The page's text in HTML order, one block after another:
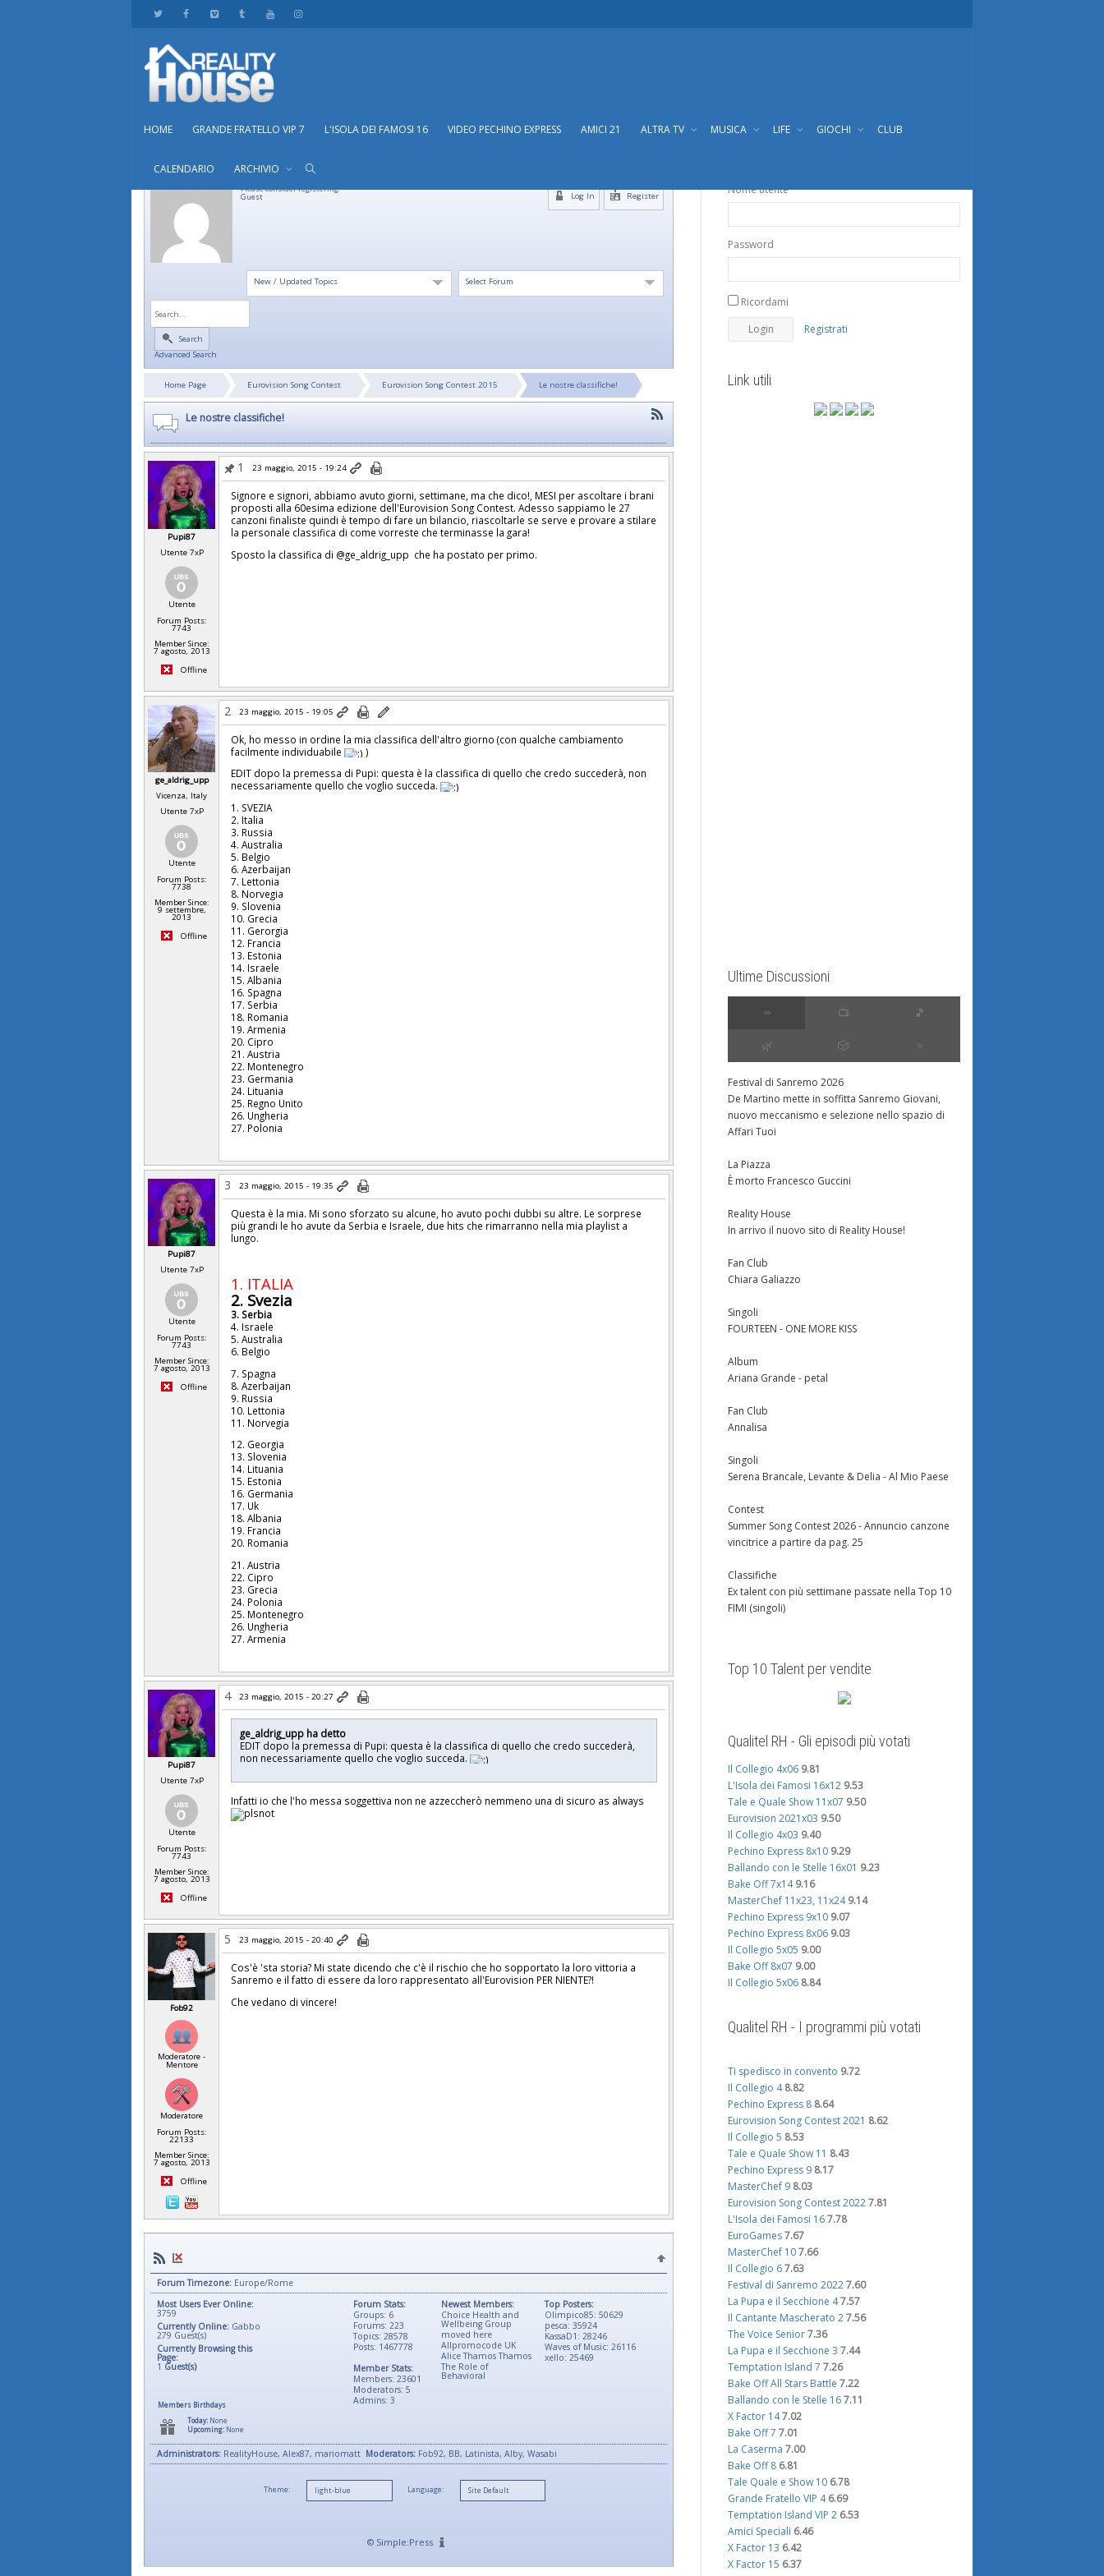
HOME GRANDE FRATELLO VIP 7 L'ISOLA DEI FAMOSI 16 VIDEO PECHINO EXPRESS AMICI 21 ALTRA TV MUSICA LIFE GIOCHI CLUB
CALENDARIO ARCHIVIO
Please consider registering
Guest Register
Log In
Select Forum
New / Updated Topics
Search
Advanced Search
Home Page Eurovision Song Contest Eurovision Song Contest 2015 Le nostre classifiche!
Le nostre classifiche!
Pupi87
Utente 7xP
Utente
Forum Posts:
7743
Member Since:
7 agosto, 2013
Offline
1 23 maggio, 2015 - 19:24
Signore e signori, abbiamo avuto giorni, settimane, ma che dico!, MESI per ascoltare i brani
proposti alla 60esima edizione dell'Eurovision Song Contest. Adesso sappiamo le 27
canzoni finaliste quindi è tempo di fare un bilancio, riascoltarle se serve e provare a stilare
la personale classifica di come vorreste che terminasse la gara!
Sposto la classifica di @ge_aldrig_upp che ha postato per primo.
ge_aldrig_upp
Vicenza, Italy
Utente 7xP
Utente
Forum Posts:
7738
Member Since:
9 settembre,
2013
Offline
2 23 maggio, 2015 - 19:05
Ok, ho messo in ordine la mia classifica dell'altro giorno (con qualche cambiamento
facilmente individuabile
)
EDIT dopo la premessa di Pupi: questa è la classifica di quello che credo succederà, non
necessariamente quello che voglio succeda.
1. SVEZIA
2. Italia
3. Russia
4. Australia
5. Belgio
6. Azerbaijan
7. Lettonia
8. Norvegia
9. Slovenia
10. Grecia
11. Gerorgia
12. Francia
13. Estonia
14. Israele
15. Albania
16. Spagna
17. Serbia
18. Romania
19. Armenia
20. Cipro
21. Austria
22. Montenegro
23. Germania
24. Lituania
25. Regno Unito
26. Ungheria
27. Polonia
Pupi87
Utente 7xP
Utente
Forum Posts:
7743
Member Since:
7 agosto, 2013
Offline
3 23 maggio, 2015 - 19:35
Questa è la mia. Mi sono sforzato su alcune, ho avuto pochi dubbi su altre. Le sorprese
più grandi le ho avute da Serbia e Israele, due hits che rimarranno nella mia playlist a
lungo.
1. ITALIA
2. Svezia
3. Serbia
4. Israele
5. Australia
6. Belgio
7. Spagna
8. Azerbaijan
9. Russia
10. Lettonia
11. Norvegia
12. Georgia
13. Slovenia
14. Lituania
15. Estonia
16. Germania
17. Uk
18. Albania
19. Francia
20. Romania
21. Austria
22. Cipro
23. Grecia
24. Polonia
25. Montenegro
26. Ungheria
27. Armenia
Pupi87
Utente 7xP
Utente
Forum Posts:
7743
Member Since:
7 agosto, 2013
Offline
4 23 maggio, 2015 - 20:27
ge_aldrig_upp ha detto
EDIT dopo la premessa di Pupi: questa è la classifica di quello che credo succederà,
non necessariamente quello che voglio succeda.
Infatti io che l'ho messa soggettiva non ne azzeccherò nemmeno una di sicuro as always
Fob92
Moderatore -
Mentore
Moderatore
Forum Posts:
22133
Member Since:
7 agosto, 2013
Offline
5 23 maggio, 2015 - 20:40
Cos'è 'sta storia? Mi state dicendo che c'è il rischio che ho sopportato la loro vittoria a
Sanremo e il fatto di essere da loro rappresentato all'Eurovision PER NIENTE?!
Che vedano di vincere!
Forum Timezone: Europe/Rome
Most Users Ever Online:
3759
Currently Online: Gabbo
279 Guest(s)
Currently Browsing this
Page:
1 Guest(s)
Members Birthdays
Today: None
Upcoming: None
Top Posters:
Olimpico85: 50629
pesca: 35924
KassaD1: 28246
Waves of Music: 26116
xello: 25469
Newest Members:
Choice Health and
Wellbeing Group
moved here
Allpromocode UK
Alice Thamos Thamos
The Role of
Behavioral
Forum Stats:
Groups: 6
Forums: 223
Topics: 28578
Posts: 1467778
Member Stats:
Members: 23601
Moderators: 5
Admins: 3
Administrators: RealityHouse, Alex87, mariomatt Moderators: Fob92, BB, Latinista, Alby, Wasabi
Theme: Language:
© Simple:Press
Nome utente
Password
Ricordami
Registrati
Link utili
Ultime Discussioni
∞ 📺 🎵
🌿 🎲 ⭐️
Festival di Sanremo 2026
De Martino mette in soffitta Sanremo Giovani,
nuovo meccanismo e selezione nello spazio di
Affari Tuoi
La Piazza
È morto Francesco Guccini
Reality House
In arrivo il nuovo sito di Reality House!
Fan Club
Chiara Galiazzo
Singoli
FOURTEEN - ONE MORE KISS
Album
Ariana Grande - petal
Fan Club
Annalisa
Singoli
Serena Brancale, Levante & Delia - Al Mio Paese
Contest
Summer Song Contest 2026 - Annuncio canzone
vincitrice a partire da pag. 25
Classifiche
Ex talent con più settimane passate nella Top 10
FIMI (singoli)
Top 10 Talent per vendite
Qualitel RH - Gli episodi più votati
Il Collegio 4x06 9.81
L'Isola dei Famosi 16x12 9.53
Tale e Quale Show 11x07 9.50
Eurovision 2021x03 9.50
Il Collegio 4x03 9.40
Pechino Express 8x10 9.29
Ballando con le Stelle 16x01 9.23
Bake Off 7x14 9.16
MasterChef 11x23, 11x24 9.14
Pechino Express 9x10 9.07
Pechino Express 8x06 9.03
Il Collegio 5x05 9.00
Bake Off 8x07 9.00
Il Collegio 5x06 8.84
Qualitel RH - I programmi più votati
Ti spedisco in convento 9.72
Il Collegio 4 8.82
Pechino Express 8 8.64
Eurovision Song Contest 2021 8.62
Il Collegio 5 8.53
Tale e Quale Show 11 8.43
Pechino Express 9 8.17
MasterChef 9 8.03
Eurovision Song Contest 2022 7.81
L'Isola dei Famosi 16 7.78
EuroGames 7.67
MasterChef 10 7.66
Il Collegio 6 7.63
Festival di Sanremo 2022 7.60
La Pupa e il Secchione 47.57
Il Cantante Mascherato 2 7.56
The Voice Senior 7.36
La Pupa e il Secchione 3 7.44
Temptation Island 7 7.26
Bake Off All Stars Battle 7.22
Ballando con le Stelle 16 7.11
X Factor 147.02
Bake Off 7 7.01
La Caserma 7.00
Bake Off 8 6.81
Tale Quale e Show 10 6.78
Grande Fratello VIP 4 6.69
Temptation Island VIP 2 6.53
Amici Speciali 6.46
X Factor 13 6.42
X Factor 15 6.37